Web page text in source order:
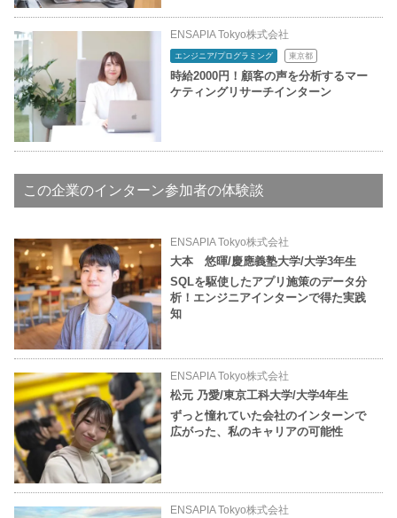
ENSAPIA Tokyo株式会社
エンジニア/プログラミング 東京都
時給2000円！顧客の声を分析するマー
ケティングリサーチインターン
この企業のインターン参加者の体験談
ENSAPIA Tokyo株式会社
大本 悠暉/慶應義塾大学/大学3年生
SQLを駆使したアプリ施策のデータ分
析！エンジニアインターンで得た実践
知
ENSAPIA Tokyo株式会社
松元 乃愛/東京工科大学/大学4年生
ずっと憧れていた会社のインターンで
広がった、私のキャリアの可能性
ENSAPIA Tokyo株式会社